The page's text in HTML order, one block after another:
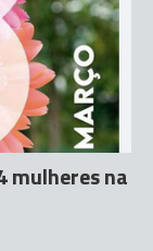
mulheres na